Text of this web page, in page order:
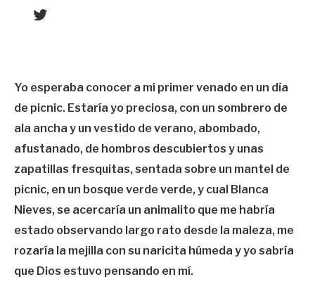
Twitter
Yo esperaba conocer a mi primer venado en un día
de picnic. Estaría yo preciosa, con un sombrero de
ala ancha y un vestido de verano, abombado,
afustanado, de hombros descubiertos y unas
zapatillas fresquitas, sentada sobre un mantel de
picnic, en un bosque verde verde, y cual Blanca
Nieves, se acercaría un animalito que me habría
estado observando largo rato desde la maleza, me
rozaría la mejilla con su naricita húmeda y yo sabría
que Dios estuvo pensando en mí.